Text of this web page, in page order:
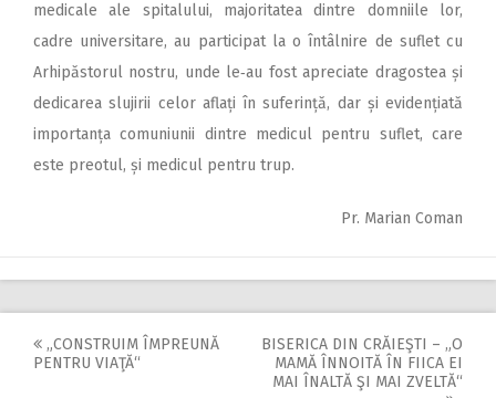
medicale ale spitalului, majoritatea dintre domniile lor,
cadre universitare, au participat la o întâlnire de suflet cu
Arhipăstorul nostru, unde le‑au fost apreciate dragostea și
dedicarea slujirii celor aflați în suferință, dar și evidențiată
importanța comuniunii dintre medicul pentru suflet, care
este preotul, și medicul pentru trup.
Pr. Marian Coman
Post
„CONSTRUIM ÎMPREUNĂ
PENTRU VIAŢĂ“
BISERICA DIN CRĂIEŞTI – „O
MAMĂ ÎNNOITĂ ÎN FIICA EI
MAI ÎNALTĂ ŞI MAI ZVELTĂ“